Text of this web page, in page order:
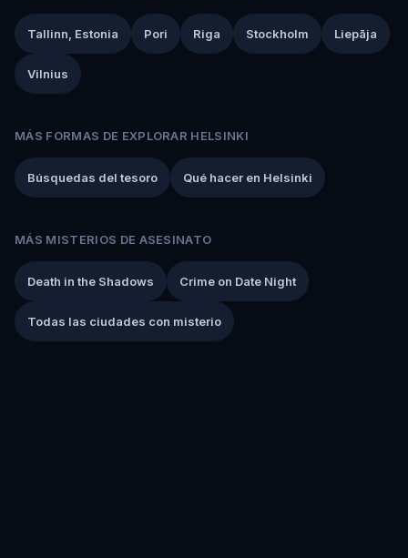
Tallinn, Estonia Pori Riga Stockholm Liepāja
Vilnius
MÁS FORMAS DE EXPLORAR HELSINKI
Búsquedas del tesoro Qué hacer en Helsinki
MÁS MISTERIOS DE ASESINATO
Death in the Shadows Crime on Date Night
Todas las ciudades con misterio